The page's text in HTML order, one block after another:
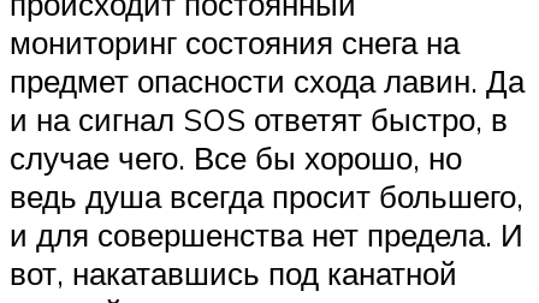
мониторинг состояния снега на
предмет опасности схода лавин. Да
и на сигнал SOS ответят быстро, в
случае чего. Все бы хорошо, но
ведь душа всегда просит большего,
и для совершенства нет предела. И
вот, накатавшись под канатной